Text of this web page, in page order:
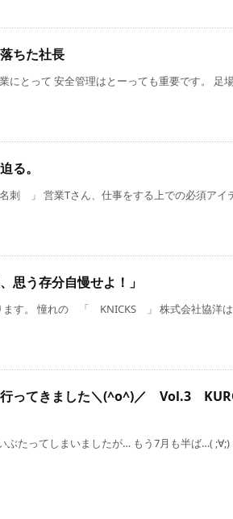
ちた社長
にとって 安全管理はとーっても重要です。 足
る。
」 営業Tさん、仕事をする上での必須アイ
思う存分自慢せよ！」
ます。 憧れの 「 KNICKS 」 株式会社協洋は
行ってきました＼(^o^)／ Vol.3
ぶたってしまいましたが… もう7月も半ば…( ;∀;)